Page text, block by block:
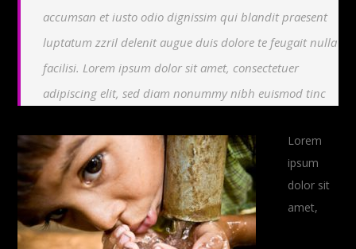
accumsan et iusto odio dignissim qui blandit praesent
luptatum zzril delenit augue duis dolore te feugait nulla
facilisi. Lorem ipsum dolor sit amet, consectetuer
adipiscing elit, sed diam nonummy nibh euismod tinc
Lorem
ipsum
dolor sit
amet,